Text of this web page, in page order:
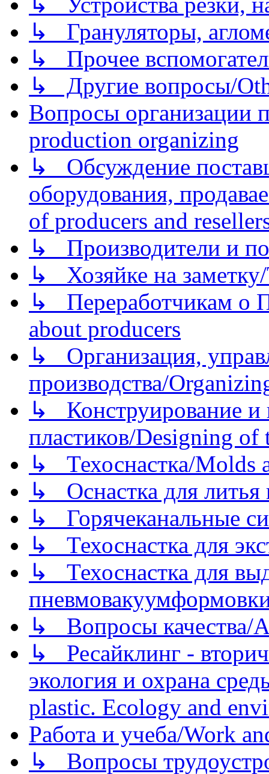
↳ Грануляторы,
↳ Прочее
↳ Другие вопросы/
Вопросы организации
production organizing
↳ Обсуждение
оборудования,
of producers and
↳ Производители и
↳ Хозяйке на
↳ Переработчикам о
about producers
↳ Организация,
производства/
↳ Конструирование и
пластиков/Designing of
↳ Техоснастка/Molds
↳ Оснастка для литья
↳ Горячеканальные
↳ Техоснастка для
↳ Техоснастка для
↳ Вопросы качества/
↳ Ресайклинг -
экология и охрана
plastic. Ecology and
Работа и учеба/Work
↳ Вопросы